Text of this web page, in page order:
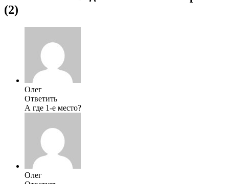
(2)
Олег
Ответить
А где 1-е место?
Олег